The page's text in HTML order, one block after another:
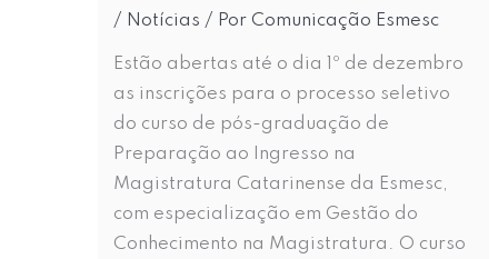
/ Notícias / Por Comunicação Esmesc
Estão abertas até o dia 1º de dezembro
as inscrições para o processo seletivo
do curso de pós-graduação de
Preparação ao Ingresso na
Magistratura Catarinense da Esmesc,
com especialização em Gestão do
Conhecimento na Magistratura. O curso